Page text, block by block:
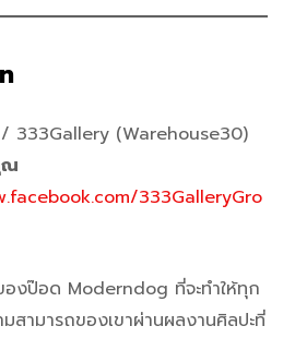
333Gallery (Warehouse30)
ณ
333GalleryGro
องป๊อด Moderndog ที่จะทำให้ทุก
สามารถของเขาผ่านผลงานศิลปะที่